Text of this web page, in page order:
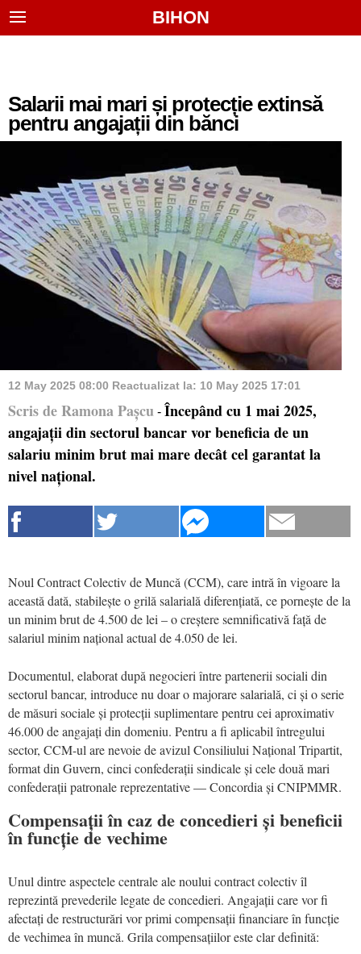
BIHON
Salarii mai mari și protecție extinsă
pentru angajații din bănci
12 May 2025 08:00 Reactualizat la: 10 May 2025 17:01
Scris de Ramona Pașcu - Începând cu 1 mai 2025,
angajații din sectorul bancar vor beneficia de un
salariu minim brut mai mare decât cel garantat la
nivel național.
Noul Contract Colectiv de Muncă (CCM), care intră în vigoare la
această dată, stabilește o grilă salarială diferențiată, ce pornește de la
un minim brut de 4.500 de lei – o creștere semnificativă față de
salariul minim național actual de 4.050 de lei.
Documentul, elaborat după negocieri între partenerii sociali din
sectorul bancar, introduce nu doar o majorare salarială, ci și o serie
de măsuri sociale și protecții suplimentare pentru cei aproximativ
46.000 de angajați din domeniu. Pentru a fi aplicabil întregului
sector, CCM-ul are nevoie de avizul Consiliului Național Tripartit,
format din Guvern, cinci confederații sindicale și cele două mari
confederații patronale reprezentative — Concordia și CNIPMMR.
Compensații în caz de concedieri și beneficii
în funcție de vechime
Unul dintre aspectele centrale ale noului contract colectiv îl
reprezintă prevederile legate de concedieri. Angajații care vor fi
afectați de restructurări vor primi compensații financiare în funcție
de vechimea în muncă. Grila compensațiilor este clar definită: